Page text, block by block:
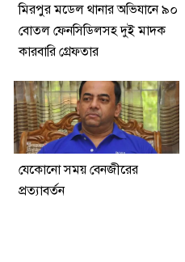
মিরপুর মডেল থানার অভিযানে ৯০
বোতল ফেনসিডিলসহ দুই মাদক
কারবারি গ্রেফতার
যেকোনো সময় বেনজীরের
প্রত্যাবর্তন